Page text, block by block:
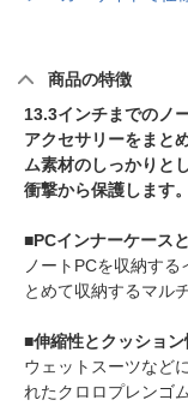
商品の特徴
13.3インチまでのノ
アクセサリーをまと
ム素材のしっかりと
衝撃から保護します。
■PCインナーケース
ノートPCを収納す
とめて収納するマル
■伸縮性とクッショ
ウェットスーツなど
れたクロロプレンゴ